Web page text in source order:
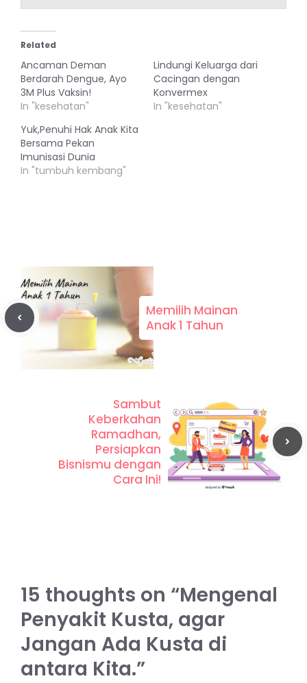
Related
Ancaman Deman
Berdarah Dengue, Ayo
3M Plus Vaksin!
In "kesehatan"
Lindungi Keluarga dari
Cacingan dengan
Konvermex
In "kesehatan"
Yuk,Penuhi Hak Anak Kita
Bersama Pekan
Imunisasi Dunia
In "tumbuh kembang"
Memilih Mainan
Anak 1 Tahun
Sambut
Keberkahan
Ramadhan,
Persiapkan
Bisnismu dengan
Cara Ini!
15 thoughts on “Mengenal
Penyakit Kusta, agar
Jangan Ada Kusta di
antara Kita.”